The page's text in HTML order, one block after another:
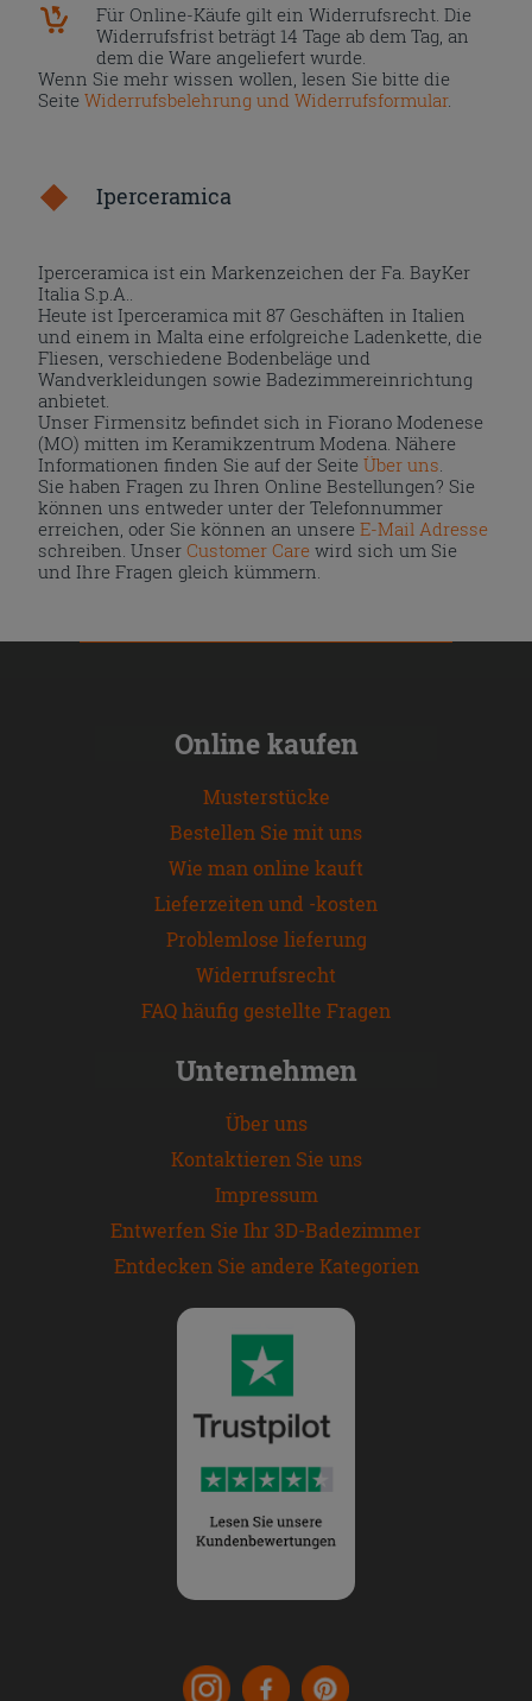
Für Online-Käufe gilt ein Widerrufsrecht. Die
Widerrufsfrist beträgt 14 Tage ab dem Tag, an
dem die Ware angeliefert wurde.
Wenn Sie mehr wissen wollen, lesen Sie bitte die
SeiteWiderrufsbelehrung und Widerrufsformular.
Iperceramica
Iperceramica ist ein Markenzeichen der Fa. BayKer
Italia S.p.A..
Heute ist Iperceramica mit 87 Geschäften in Italien
und einem in Malta eine erfolgreiche Ladenkette, die
Fliesen, verschiedene Bodenbeläge und
Wandverkleidungen sowie Badezimmereinrichtung
anbietet.
Unser Firmensitz befindet sich in Fiorano Modenese
(MO) mitten im Keramikzentrum Modena. Nähere
Informationen finden Sie auf der Seite Über uns
Sie haben Fragen zu Ihren Online Bestellungen? Sie
können uns entweder unter der Telefonnummer
erreichen, oder Sie können an unsereE-Mail Adresse
schreiben. UnserCustomer Care wird sich um Sie
und Ihre Fragen gleich kümmern.
Online kaufen
Musterstücke
Bestellen Sie mit uns
Wie man online kauft
Lieferzeiten und -kosten
Problemlose lieferung
Widerrufsrecht
FAQ häufig gestellte Fragen
Unternehmen
Über uns
Kontaktieren Sie uns
Impressum
Entwerfen Sie Ihr 3D-Badezimmer
Entdecken Sie andere Kategorien